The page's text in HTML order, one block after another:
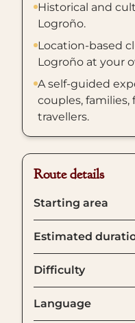
Historical and
Logroño.
Location-based
Logroño at your
A self-guided
couples, families,
travellers.
Route details
Starting area
Estimated
Difficulty
Language